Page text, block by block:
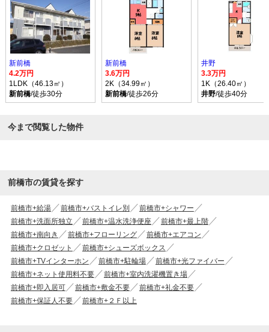
新前橋
4.2万円
1LDK（46.13㎡）
新前橋/徒歩30分
新前橋
3.6万円
2K（34.99㎡）
新前橋/徒歩26分
井野
3.3万円
1K（26.40㎡）
井野/徒歩40分
今まで閲覧した物件
前橋市の賃貸を探す
前橋市+給湯 前橋市+バストイレ別
前橋市+シャワー
前橋市+洗面所独立
前橋市+温水洗浄便座
前橋市+最上階
前橋市+南向き
前橋市+フローリング
前橋市+エアコン
前橋市+クロゼット
前橋市+シューズボックス
前橋市+TVインターホン
前橋市+駐輪場
前橋市+光ファイバー
前橋市+ネット使用料不要
前橋市+室内洗濯機置き場
前橋市+即入居可
前橋市+敷金不要
前橋市+礼金不要
前橋市+保証人不要
前橋市+２Ｆ以上